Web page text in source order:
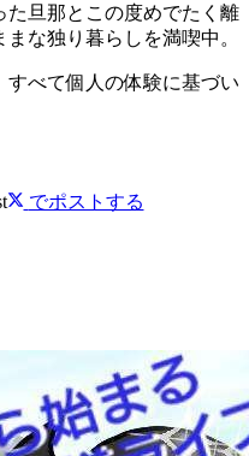
た旦那とこの度めでたく離
な独り暮らしを満喫中。
べて個人の体験に基づい
でポストする